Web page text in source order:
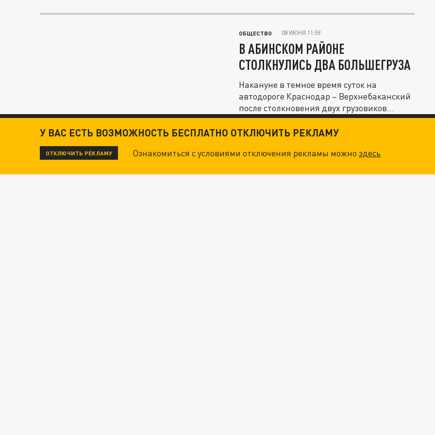
ОБЩЕСТВО 08 ИЮНЯ 11:59
В АБИНСКОМ РАЙОНЕ
СТОЛКНУЛИСЬ ДВА БОЛЬШЕГРУЗА
Накануне в темное время суток на
автодороге Краснодар – Верхнебаканский
после столкновения двух грузовиков...
У ВАС ЕСТЬ ВОЗМОЖНОСТЬ БЕСПЛАТНО ОТКЛЮЧИТЬ РЕКЛАМУ
ОТКЛЮЧИТЬ РЕКЛАМУ Ознакомиться с условиями отключения рекламы можноздесь